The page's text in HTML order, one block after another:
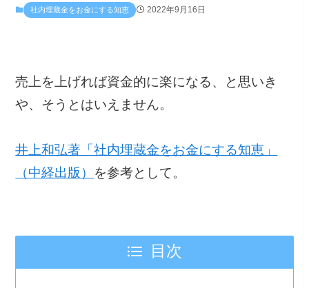
社内埋蔵金をお金にする知恵 2022年9月16日
売上を上げれば資金的に楽になる、と思いき
や、そうとはいえません。
井上和弘著「社内埋蔵金をお金にする知恵」
（中経出版） を参考として。
目次